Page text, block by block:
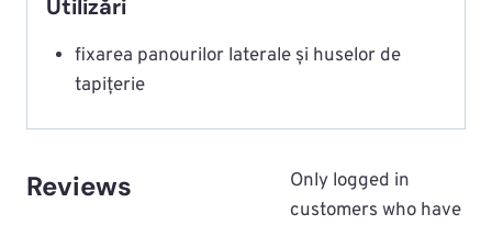
Utilizări
fixarea panourilor laterale și huselor de
tapițerie
Reviews
Only logged in
customers who have